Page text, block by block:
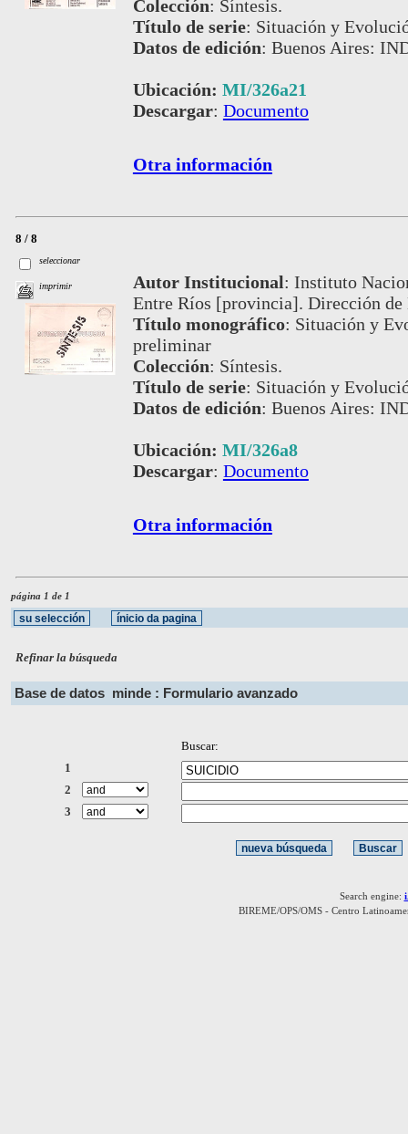
Colección: Síntesis.
Título de serie: Situación y
Datos de edición: Buenos Aires:
Ubicación: MI/326a21
Descargar: Documento
Otra información
8 / 8
seleccionar
imprimir Autor Institucional: Instituto
Entre Ríos [provincia]. Dirección de
Título monográfico: Situación y
preliminar
Colección: Síntesis.
Título de serie: Situación y
Datos de edición: Buenos Aires:
Ubicación: MI/326a8
Descargar: Documento
Otra información
página 1 de 1
Refinar la búsqueda
Base de datos minde : Formulario avanzado
Buscar:
1
2
3
Search engine:
BIREME/OPS/OMS - Centro